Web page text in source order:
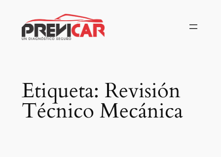
contenido
Etiqueta: Revisión
Técnico Mecánica